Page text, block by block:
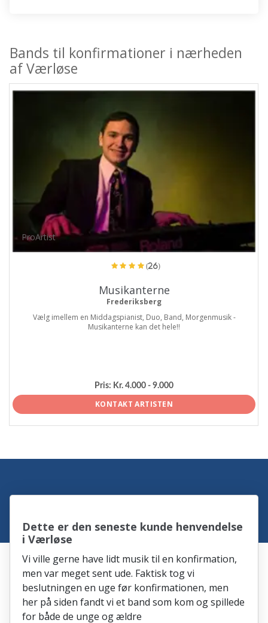
Bands til konfirmationer i nærheden
af Værløse
ProArtist
(26)
Musikanterne
Frederiksberg
Vælg imellem en Middagspianist, Duo, Band, Morgenmusik -
Musikanterne kan det hele!!
Pris: Kr. 4.000 - 9.000
KONTAKT ARTISTEN
Dette er den seneste kunde henvendelse
i Værløse
Vi ville gerne have lidt musik til en konfirmation,
men var meget sent ude. Faktisk tog vi
beslutningen en uge før konfirmationen, men
her på siden fandt vi et band som kom og spillede
for både de unge og ældre